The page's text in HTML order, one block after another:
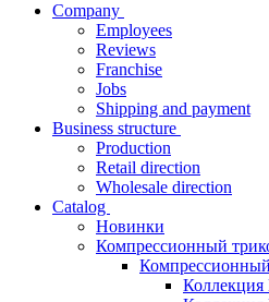
Company
Employees
Reviews
Franchise
Jobs
Shipping and payment
Business structure
Production
Retail direction
Wholesale direction
Catalog
Новинки
Компрессионный